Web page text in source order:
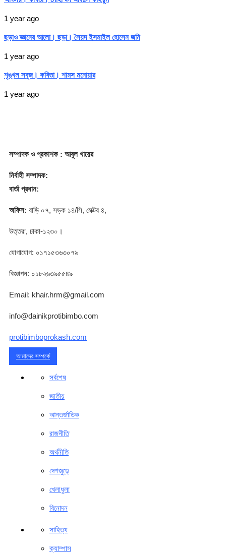
1 year ago
ছড়াও জ্ঞানের আলো। ছড়া। সৈয়দ ইসমাইল হোসেন জনি
1 year ago
শৃঙ্খল সবুজ। কবিতা। শামস মনোয়ার
1 year ago
সম্পাদকও প্রকাশক : আবুল খায়ের
নির্বাহী সম্পাদক:
বার্তা প্রধান:
অফিস: বাড়ি ০৭, সড়ক ১৪/সি, সেক্টর ৪,
উত্তরা, ঢাকা-১২৩০।
যোগাযোগ: ০১৭১৫৩৬৩০৭৯
বিজ্ঞাপন: ০১৮২৬৩৯৫৫৪৯
Email: khair.hrm@gmail.com
info@dainikprotibimbo.com
protibimboprokash.com
আমাদের সম্পর্কে
সর্বশেষ
জাতীয়
আন্তর্জাতিক
রাজনীতি
অর্থনীতি
দেশজুড়ে
খেলাধুলা
বিনোদন
সাহিত্য
ক্যাম্পাস